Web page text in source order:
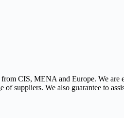
CIS, MENA and Europe. We
suppliers. We also guarantee to